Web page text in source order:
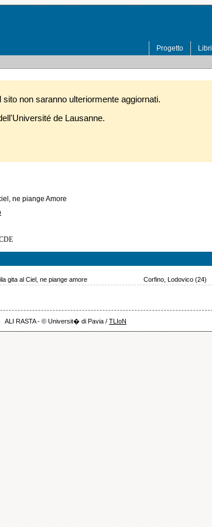
Progetto Libri
non saranno ulteriormente aggiornati.
de Lausanne.
ne piange Amore
gita al Ciel, ne piange amore Corfino, Lodovico (24)
ALI RASTA - © Universit� di Pavia / TLIoN